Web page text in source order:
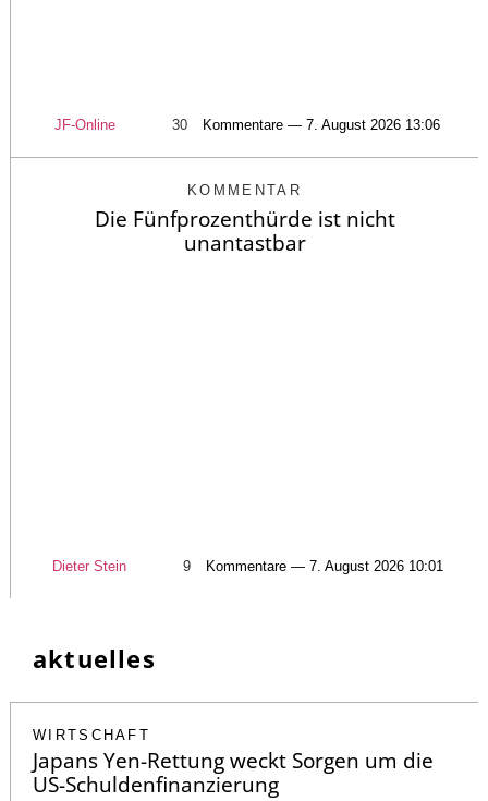
JF-Online 30 Kommentare — 7. August 2026 13:06
KOMMENTAR
Die Fünfprozenthürde ist nicht
unantastbar
Dieter Stein 9 Kommentare — 7. August 2026 10:01
aktuelles
WIRTSCHAFT
Japans Yen-Rettung weckt Sorgen um die
US-Schuldenfinanzierung